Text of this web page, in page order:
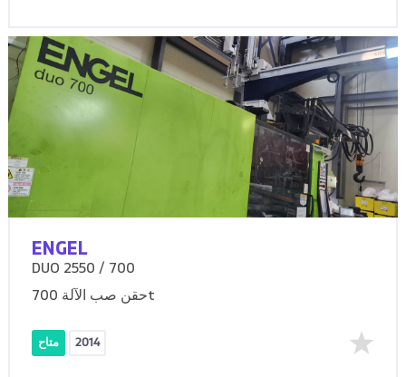
ENGEL
DUO 2550 / 700
حقن صب الآلة 700t
متاح 2014